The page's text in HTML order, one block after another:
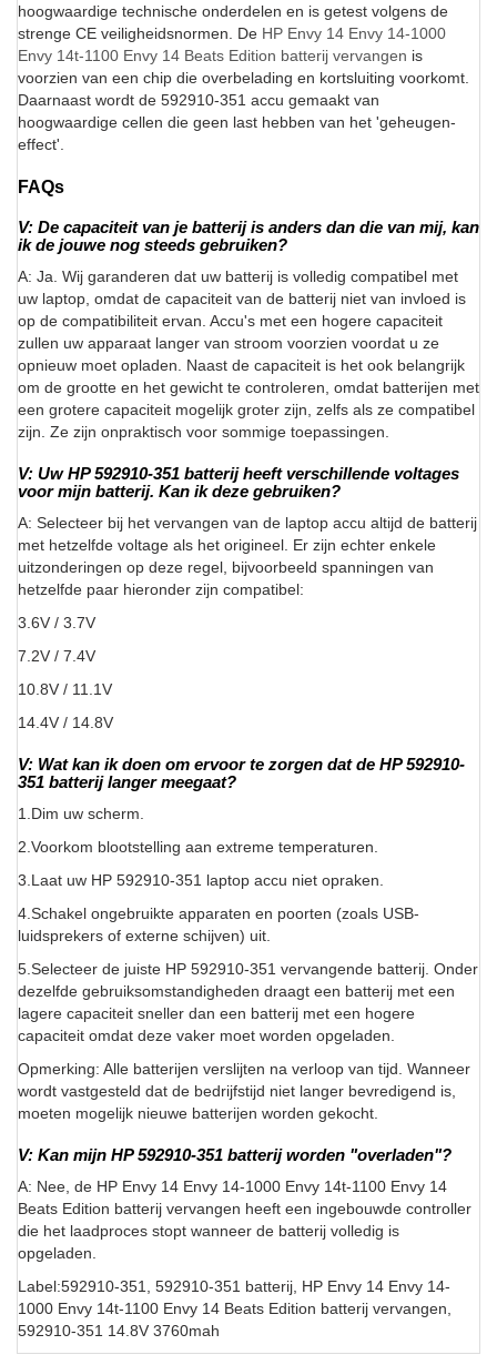
hoogwaardige technische onderdelen en is getest volgens de
strenge CE veiligheidsnormen. De HP Envy 14 Envy 14-1000
Envy 14t-1100 Envy 14 Beats Edition batterij vervangen is
voorzien van een chip die overbelading en kortsluiting voorkomt.
Daarnaast wordt de 592910-351 accu gemaakt van
hoogwaardige cellen die geen last hebben van het 'geheugen-
effect'.
FAQs
V: De capaciteit van je batterij is anders dan die van mij, kan
ik de jouwe nog steeds gebruiken?
A: Ja. Wij garanderen dat uw batterij is volledig compatibel met
uw laptop, omdat de capaciteit van de batterij niet van invloed is
op de compatibiliteit ervan. Accu's met een hogere capaciteit
zullen uw apparaat langer van stroom voorzien voordat u ze
opnieuw moet opladen. Naast de capaciteit is het ook belangrijk
om de grootte en het gewicht te controleren, omdat batterijen met
een grotere capaciteit mogelijk groter zijn, zelfs als ze compatibel
zijn. Ze zijn onpraktisch voor sommige toepassingen.
V: Uw HP 592910-351 batterij heeft verschillende voltages
voor mijn batterij. Kan ik deze gebruiken?
A: Selecteer bij het vervangen van de laptop accu altijd de batterij
met hetzelfde voltage als het origineel. Er zijn echter enkele
uitzonderingen op deze regel, bijvoorbeeld spanningen van
hetzelfde paar hieronder zijn compatibel:
3.6V / 3.7V
7.2V / 7.4V
10.8V / 11.1V
14.4V / 14.8V
V: Wat kan ik doen om ervoor te zorgen dat de HP 592910-
351 batterij langer meegaat?
1.Dim uw scherm.
2.Voorkom blootstelling aan extreme temperaturen.
3.Laat uw HP 592910-351 laptop accu niet opraken.
4.Schakel ongebruikte apparaten en poorten (zoals USB-
luidsprekers of externe schijven) uit.
5.Selecteer de juiste HP 592910-351 vervangende batterij. Onder
dezelfde gebruiksomstandigheden draagt een batterij met een
lagere capaciteit sneller dan een batterij met een hogere
capaciteit omdat deze vaker moet worden opgeladen.
Opmerking: Alle batterijen verslijten na verloop van tijd. Wanneer
wordt vastgesteld dat de bedrijfstijd niet langer bevredigend is,
moeten mogelijk nieuwe batterijen worden gekocht.
V: Kan mijn HP 592910-351 batterij worden "overladen"?
A: Nee, de HP Envy 14 Envy 14-1000 Envy 14t-1100 Envy 14
Beats Edition batterij vervangen heeft een ingebouwde controller
die het laadproces stopt wanneer de batterij volledig is
opgeladen.
Label:592910-351, 592910-351 batterij, HP Envy 14 Envy 14-
1000 Envy 14t-1100 Envy 14 Beats Edition batterij vervangen,
592910-351 14.8V 3760mah